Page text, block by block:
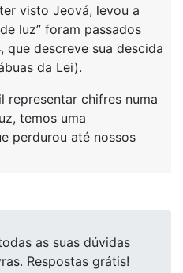
visto Jeová, levou a
luz” foram passados
que descreve sua descida
da Lei).
representar chifres numa
temos uma
perdurou até nossos
as suas dúvidas
Respostas grátis!